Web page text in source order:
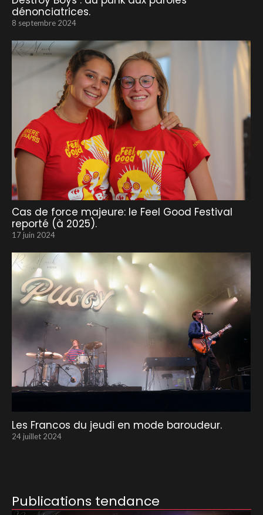
dénonciatrices.
8 septembre 2024
Cas de force majeure: le Feel Good Festival
reporté (à 2025).
17 juin 2024
Les Francos du jeudi en mode baroudeur.
24 juillet 2024
Publications tendance